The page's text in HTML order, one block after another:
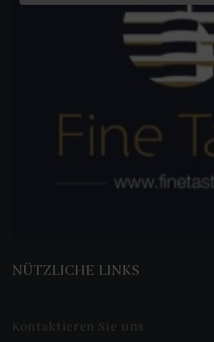
NÜTZLICHE LINKS
Kontaktieren Sie uns